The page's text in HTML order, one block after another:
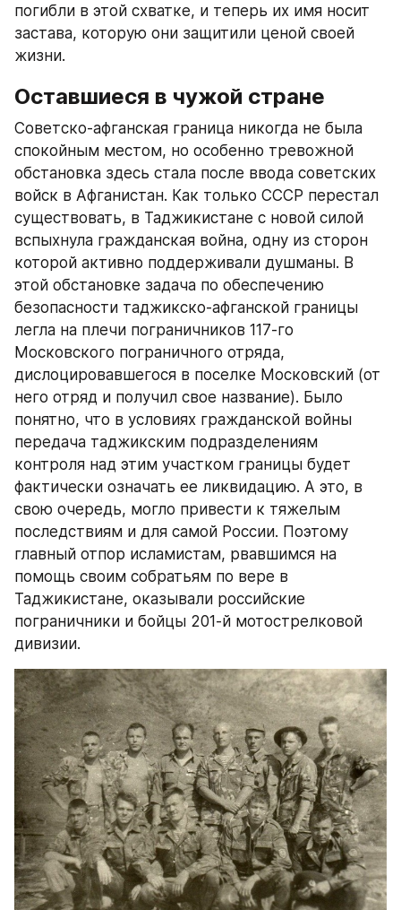
погибли в этой схватке, и теперь их имя носит
застава, которую они защитили ценой своей
жизни.
Оставшиеся в чужой стране
Советско-афганская граница никогда не была
спокойным местом, но особенно тревожной
обстановка здесь стала после ввода советских
войск в Афганистан. Как только СССР перестал
существовать, в Таджикистане с новой силой
вспыхнула гражданская война, одну из сторон
которой активно поддерживали душманы. В
этой обстановке задача по обеспечению
безопасности таджикско-афганской границы
легла на плечи пограничников 117-го
Московского пограничного отряда,
дислоцировавшегося в поселке Московский (от
него отряд и получил свое название). Было
понятно, что в условиях гражданской войны
передача таджикским подразделениям
контроля над этим участком границы будет
фактически означать ее ликвидацию. А это, в
свою очередь, могло привести к тяжелым
последствиям и для самой России. Поэтому
главный отпор исламистам, рвавшимся на
помощь своим собратьям по вере в
Таджикистане, оказывали российские
пограничники и бойцы 201-й мотострелковой
дивизии.